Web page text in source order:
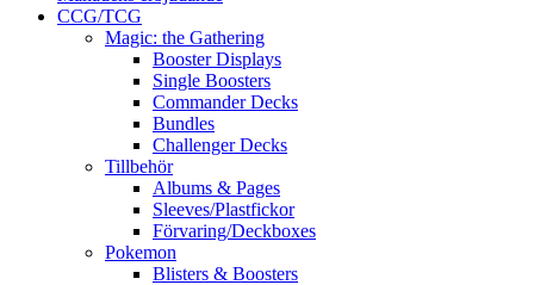
CCG/TCG
Magic: the Gathering
Booster Displays
Single Boosters
Commander Decks
Bundles
Challenger Decks
Tillbehör
Albums & Pages
Sleeves/Plastfickor
Förvaring/Deckboxes
Pokemon
Blisters & Boosters